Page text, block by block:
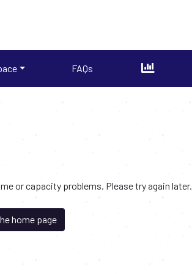
FAQs
or capacity problems. Please try again later.
home page